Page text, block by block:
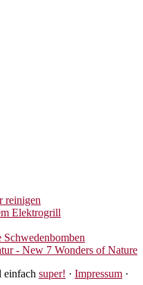
reinigen
Elektrogrill
- New 7 Wonders of Nature
einfach super! · Impressum ·